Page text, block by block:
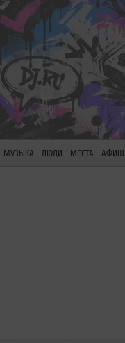
МУЗЫКА ЛЮДИ МЕСТА